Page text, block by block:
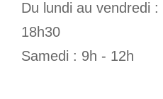
Du lundi au vendredi
18h30
Samedi : 9h - 12h